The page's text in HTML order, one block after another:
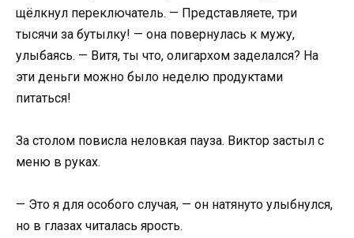
щёлкнул переключатель. — Представляете, три
тысячи за бутылку! — она повернулась к мужу,
улыбаясь. — Витя, ты что, олигархом заделался? На
эти деньги можно было неделю продуктами
питаться!
За столом повисла неловкая пауза. Виктор застыл с
меню в руках.
— Это я для особого случая, — он натянуто улыбнулся,
но в глазах читалась ярость.